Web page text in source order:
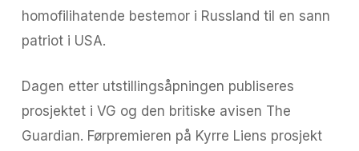
homofilihatende bestemor i Russland til en sann
patriot i USA.
Dagen etter utstillingsåpningen publiseres
prosjektet i VG og den britiske avisen The
Guardian. Førpremieren på Kyrre Liens prosjekt